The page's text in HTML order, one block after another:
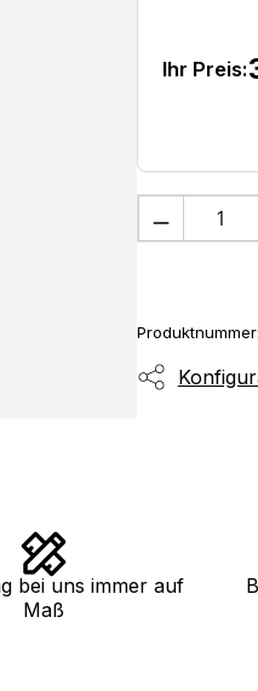
Ihr Preis:
Produktnummer:
bei uns immer auf
Maß